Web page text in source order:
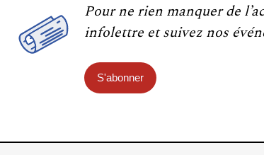
Pour ne rien manquer de
infolettre et suivez nos
S'abonner